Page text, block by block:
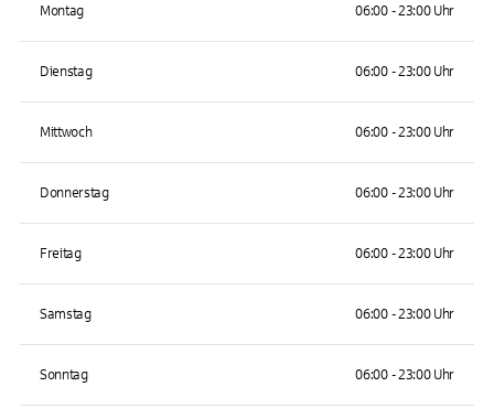
Montag 06:00 - 23:00 Uhr
Dienstag 06:00 - 23:00 Uhr
Mittwoch 06:00 - 23:00 Uhr
Donnerstag 06:00 - 23:00 Uhr
Freitag 06:00 - 23:00 Uhr
Samstag 06:00 - 23:00 Uhr
Sonntag 06:00 - 23:00 Uhr